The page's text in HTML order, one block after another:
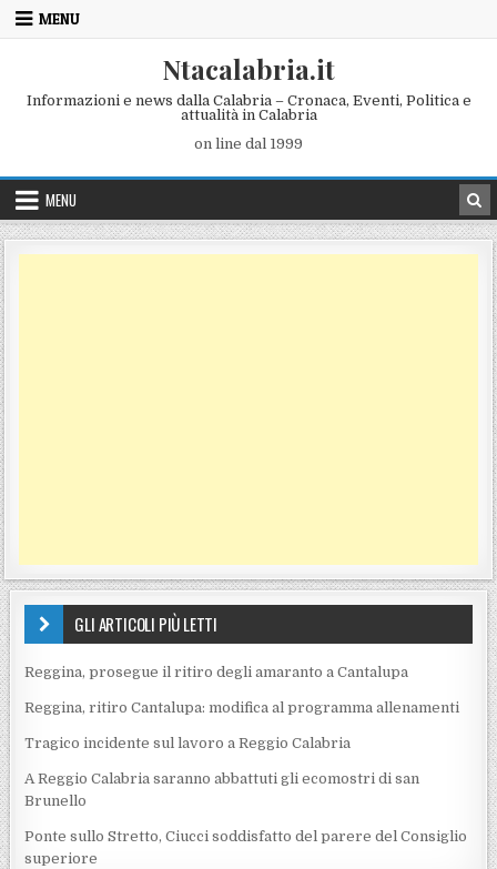
Skip to content
MENU
Ntacalabria.it
Informazioni e news dalla Calabria – Cronaca, Eventi, Politica e
attualità in Calabria
on line dal 1999
MENU
GLI ARTICOLI PIÙ LETTI
Reggina, prosegue il ritiro degli amaranto a Cantalupa
Reggina, ritiro Cantalupa: modifica al programma allenamenti
Tragico incidente sul lavoro a Reggio Calabria
A Reggio Calabria saranno abbattuti gli ecomostri di san
Brunello
Ponte sullo Stretto, Ciucci soddisfatto del parere del Consiglio
superiore